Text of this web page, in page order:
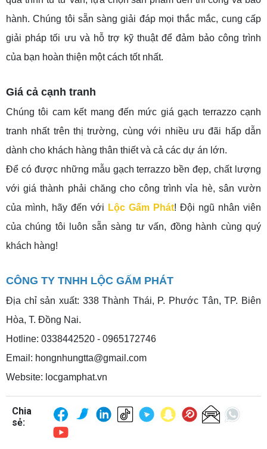
hành. Chúng tôi sẵn sàng giải đáp mọi thắc mắc, cung cấp
giải pháp tối ưu và hỗ trợ kỹ thuật để đảm bảo công trình
của bạn hoàn thiện một cách tốt nhất.
Giá cả cạnh tranh
Chúng tôi cam kết mang đến mức giá gạch terrazzo cạnh
tranh nhất trên thị trường, cùng với nhiều ưu đãi hấp dẫn
dành cho khách hàng thân thiết và cả các dự án lớn.
Để có được những mẫu gạch terrazzo bền đẹp, chất lượng
với giá thành phải chăng cho công trình vỉa hè, sân vườn
của mình, hãy đến với Lộc Gấm Phát! Đội ngũ nhân viên
của chúng tôi luôn sẵn sàng tư vấn, đồng hành cùng quý
khách hàng!
CÔNG TY TNHH LỘC GẤM PHÁT
Địa chỉ sản xuất: 338 Thành Thái, P. Phước Tân, TP. Biên
Hòa, T. Đồng Nai.
Hotline: 0338442520 - 0965172746
Email: hongnhungtta@gmail.com
Website: locgamphat.vn
Chia
sẻ: